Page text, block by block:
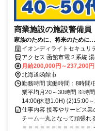
商業施設の施設警備員
家族のために、将来のために
ゼロからの正社員デビュー”を
イオンディライトセキュ
アクセス 函館市電２系統
温泉徒歩約12分、函館市電
月給200,000円～237,200円
北海道函館市
勤務時間 実働時間：8時間
業平均月20～30時間 ※時
14:00(休憩1.0H) (2)15:00～
仕事内容 接客やサービス業
チーム一丸となって頑張れ
＝＝＝＝＝＝＝＝＝＝＝＝